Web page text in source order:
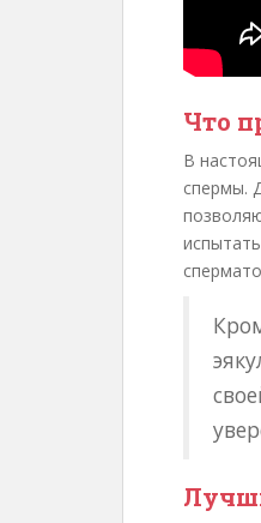
Что
В
спермы.